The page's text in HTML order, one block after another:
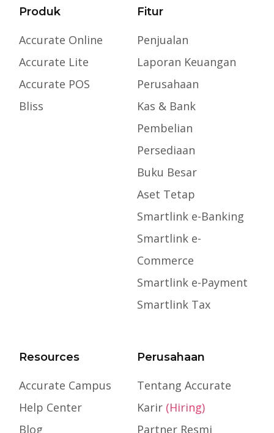
Produk
Accurate Online
Accurate Lite
Accurate POS
Bliss
Fitur
Penjualan
Laporan Keuangan
Perusahaan
Kas & Bank
Pembelian
Persediaan
Buku Besar
Aset Tetap
Smartlink e-Banking
Smartlink e-
Commerce
Smartlink e-Payment
Smartlink Tax
Resources
Accurate Campus
Help Center
Blog
Perusahaan
Tentang Accurate
Karir (Hiring)
Partner Resmi